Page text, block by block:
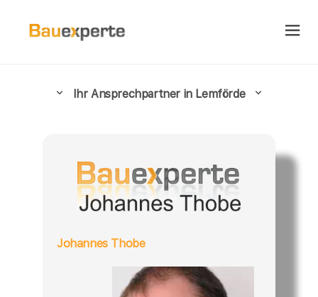
Ihr Ansprechpartner in Lemförde
Johannes Thobe